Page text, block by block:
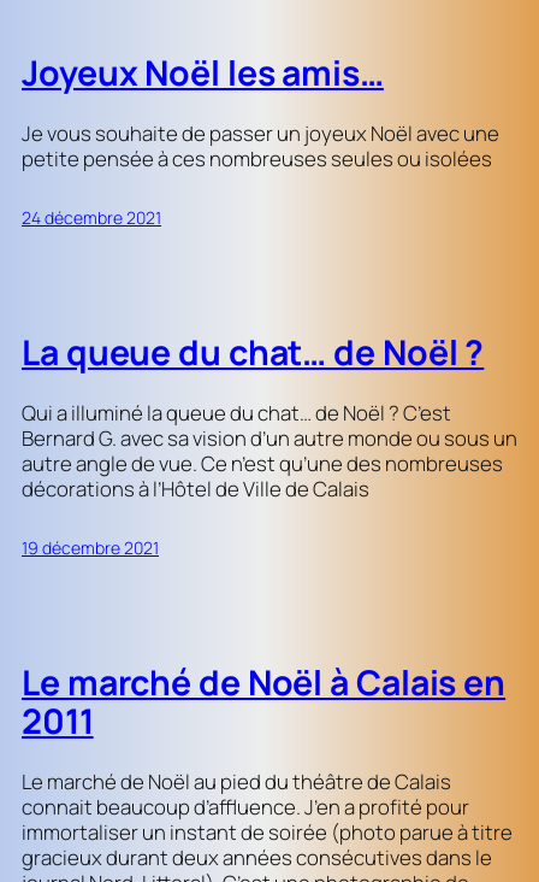
Joyeux Noël les amis…
Je vous souhaite de passer un joyeux Noël avec une
petite pensée à ces nombreuses seules ou isolées
24 décembre 2021
La queue du chat… de Noël ?
Qui a illuminé la queue du chat… de Noël ? C’est
Bernard G. avec sa vision d’un autre monde ou sous un
autre angle de vue. Ce n’est qu’une des nombreuses
décorations à l’Hôtel de Ville de Calais
19 décembre 2021
Le marché de Noël à Calais en
2011
Le marché de Noël au pied du théâtre de Calais
connait beaucoup d’affluence. J’en a profité pour
immortaliser un instant de soirée (photo parue à titre
gracieux durant deux années consécutives dans le